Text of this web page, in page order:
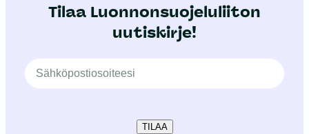
Tilaa Luonnonsuojeluliiton
uutiskirje!
TILAA